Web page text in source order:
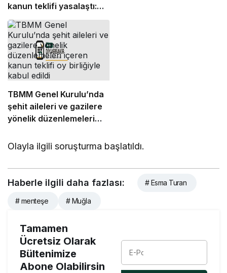
kanun teklifi yasalaştı:
“Şehitler, şehit aileleri ve
gazilerimiz hepimizin
başının tacıdır”
TBMM Genel Kurulu’nda
şehit aileleri ve gazilere
yönelik düzenlemeleri
birliğiyle kabul edildi
Olayla ilgili soruşturma başlatıldı.
Haberle ilgili daha fazlası: # Esma Turan
# menteşe # Muğla
Tamamen
Ücretsiz Olarak
Bültenimize
Abone Olabilirsin